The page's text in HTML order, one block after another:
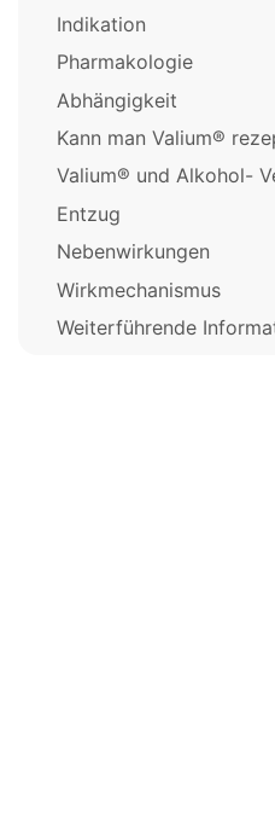
Indikation
Pharmakologie
Abhängigkeit
Kann man Valium®
Valium® und Alkohol-
Entzug
Nebenwirkungen
Wirkmechanismus
Weiterführende